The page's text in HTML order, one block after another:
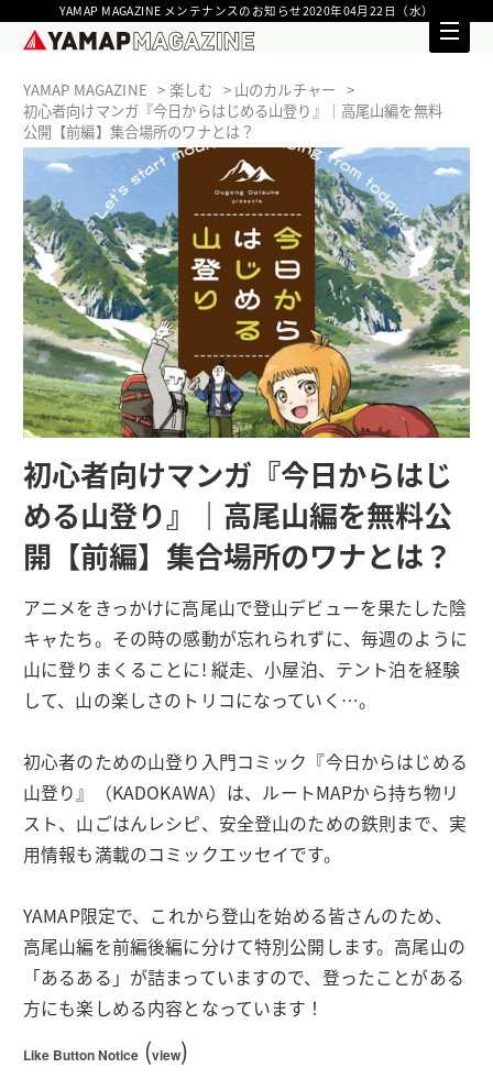
YAMAP MAGAZINE メンテナンスのお知らせ2020年04月22日（水）
YAMAP MAGAZINE 楽しむ
山のカルチャー
初心者向けマンガ『今日からはじめる山登り』｜高尾山編を無料
公開【前編】集合場所のワナとは？
初心者向けマンガ『今日からはじ
める山登り』｜高尾山編を無料公
開【前編】集合場所のワナとは？
アニメをきっかけに高尾山で登山デビューを果たした陰
キャたち。その時の感動が忘れられずに、毎週のように
山に登りまくることに! 縦走、小屋泊、テント泊を経験
して、山の楽しさのトリコになっていく…。
初心者のための山登り入門コミック『今日からはじめる
山登り』（KADOKAWA）は、ルートMAPから持ち物リ
スト、山ごはんレシピ、安全登山のための鉄則まで、実
用情報も満載のコミックエッセイです。
YAMAP限定で、これから登山を始める皆さんのため、
高尾山編を前編後編に分けて特別公開します。高尾山の
「あるある」が詰まっていますので、登ったことがある
方にも楽しめる内容となっています！
Like Button Notice(view)